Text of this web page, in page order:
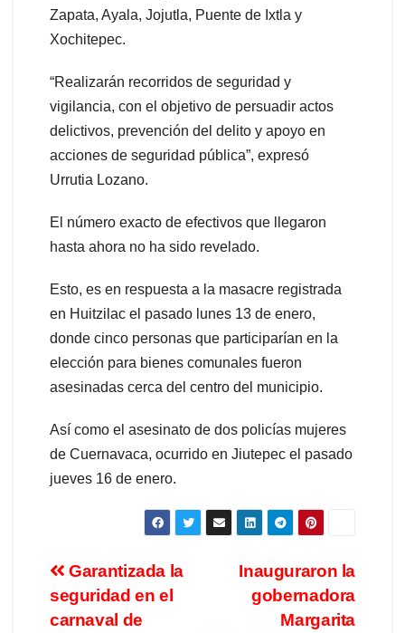
Zapata, Ayala, Jojutla, Puente de Ixtla y
Xochitepec.
“Realizarán recorridos de seguridad y
vigilancia, con el objetivo de persuadir actos
delictivos, prevención del delito y apoyo en
acciones de seguridad pública”, expresó
Urrutia Lozano.
El número exacto de efectivos que llegaron
hasta ahora no ha sido revelado.
Esto, es en respuesta a la masacre registrada
en Huitzilac el pasado lunes 13 de enero,
donde cinco personas que participarían en la
elección para bienes comunales fueron
asesinadas cerca del centro del municipio.
Así como el asesinato de dos policías mujeres
de Cuernavaca, ocurrido en Jiutepec el pasado
jueves 16 de enero.
Inauguraron la
gobernadora
Margarita
Garantizada la
seguridad en el
carnaval de